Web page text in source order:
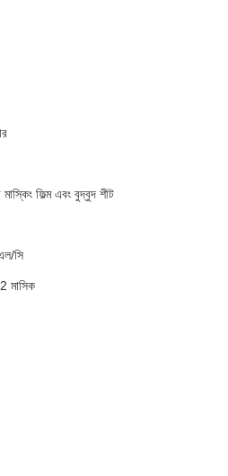
মাস্কিং ফিল্ম এবং বুদ্বুদ শীট
সি
মাসিক